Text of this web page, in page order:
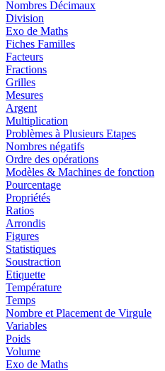
Nombres Décimaux
Division
Exo de Maths
Fiches Familles
Facteurs
Fractions
Grilles
Mesures
Argent
Multiplication
Problèmes à Plusieurs Etapes
Nombres négatifs
Ordre des opérations
Modèles & Machines de fonction
Pourcentage
Propriétés
Ratios
Arrondis
Figures
Statistiques
Soustraction
Etiquette
Température
Temps
Nombre et Placement de Virgule
Variables
Poids
Volume
Exo de Maths